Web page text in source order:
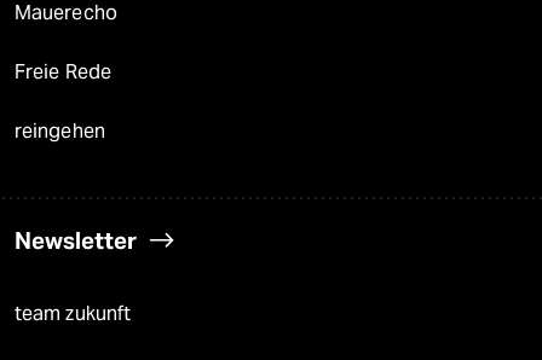
Mauerecho
Freie Rede
reingehen
Newsletter
team zukunft